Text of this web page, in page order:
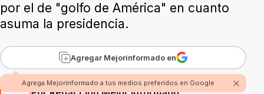
por el de "golfo de América" en cuanto
asuma la presidencia.
Agregar Mejorinformado en
Agrega Mejorinformado a tus medios preferidos en Google